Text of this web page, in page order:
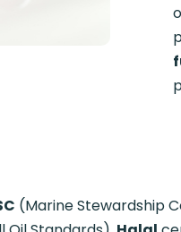
(Marine Stewardship